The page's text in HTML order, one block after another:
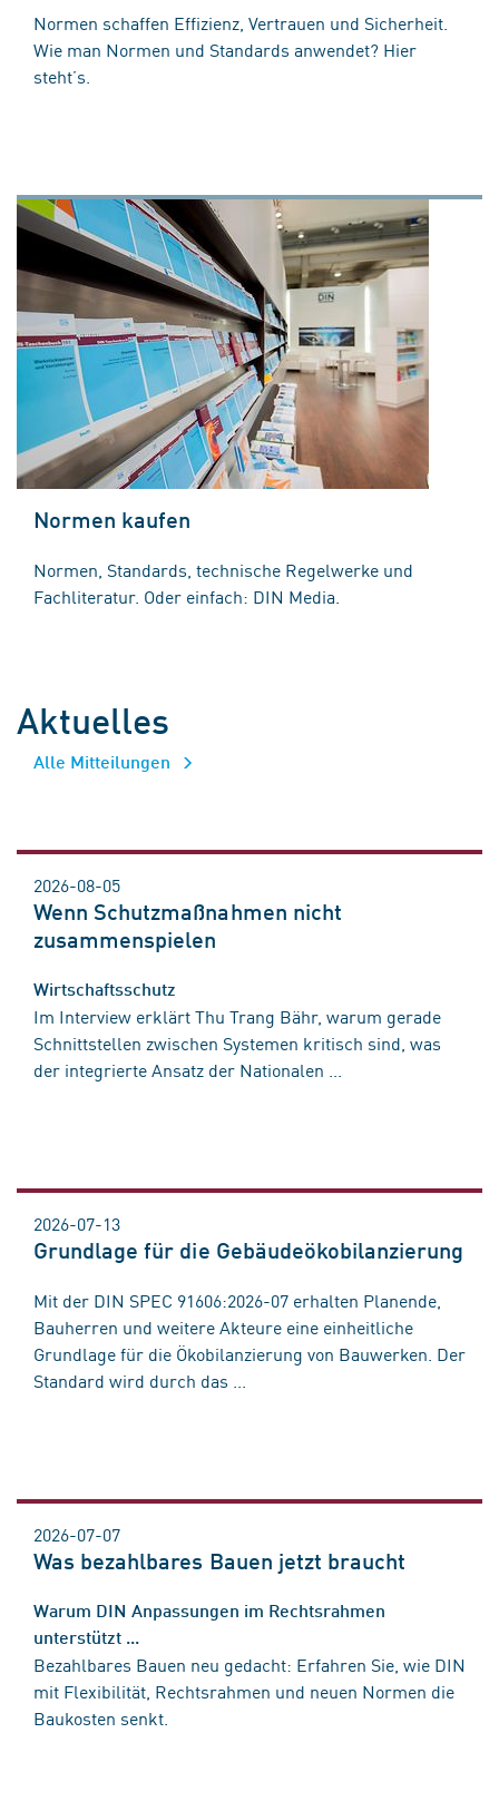
Normen schaffen Effizienz, Vertrauen und Sicherheit.
Wie man Normen und Standards anwendet? Hier
steht’s.
Normen kaufen
Normen, Standards, technische Regelwerke und
Fachliteratur. Oder einfach: DIN Media.
Aktuelles
Alle Mitteilungen
2026-08-05
Wenn Schutzmaßnahmen nicht
zusammenspielen
Wirtschaftsschutz
Im Interview erklärt Thu Trang Bähr, warum gerade
Schnittstellen zwischen Systemen kritisch sind, was
der integrierte Ansatz der Nationalen ...
2026-07-13
Grundlage für die Gebäudeökobilanzierung
Mit der DIN SPEC 91606:2026-07 erhalten Planende,
Bauherren und weitere Akteure eine einheitliche
Grundlage für die Ökobilanzierung von Bauwerken. Der
Standard wird durch das ...
2026-07-07
Was bezahlbares Bauen jetzt braucht
Warum DIN Anpassungen im Rechtsrahmen
unterstützt ...
Bezahlbares Bauen neu gedacht: Erfahren Sie, wie DIN
mit Flexibilität, Rechtsrahmen und neuen Normen die
Baukosten senkt.